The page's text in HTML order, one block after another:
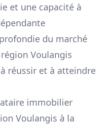
et une capacité à
du marché
Voulangis
réussir et à atteindre
immobilier
Voulangis à la